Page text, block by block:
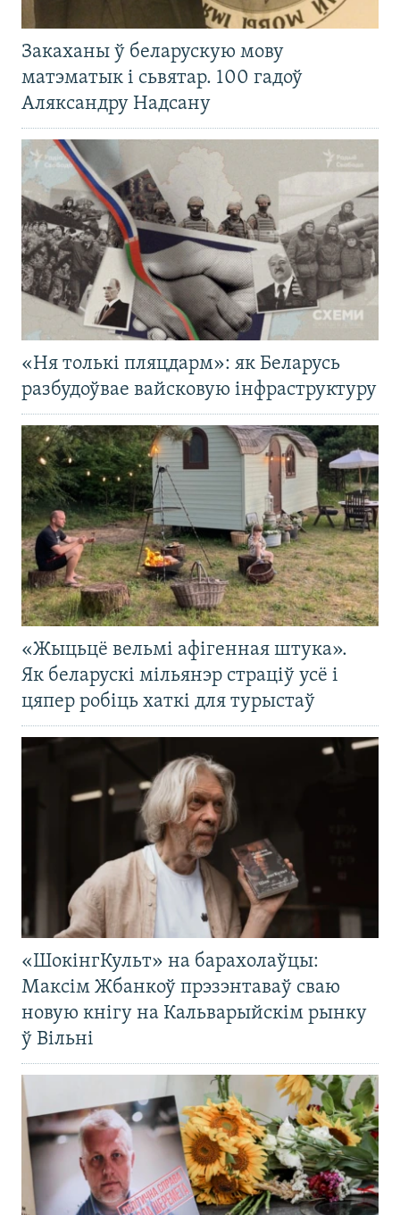
Закаханы ў беларускую мову
матэматык і сьвятар. 100 гадоў
Аляксандру Надсану
«Ня толькі пляцдарм»: як Беларусь
разбудоўвае вайсковую інфраструктуру
«Жыцьцё вельмі афігенная штука».
Як беларускі мільянэр страціў усё і
цяпер робіць хаткі для турыстаў
«ШокінгКульт» на барахолаўцы:
Максім Жбанкоў прэзэнтаваў сваю
новую кнігу на Кальварыйскім рынку
ў Вільні